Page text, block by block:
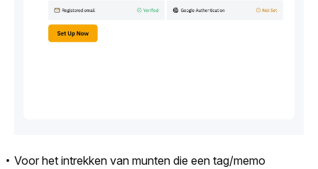
Voor het intrekken van munten die een tag/memo